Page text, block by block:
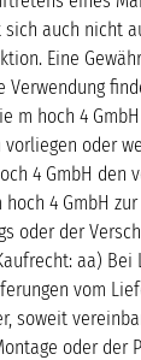
auch nicht
Eine
Verwendung
m hoch 4
oder
4 GmbH
4 GmbH
oder der
aa)
vom
soweit
oder der